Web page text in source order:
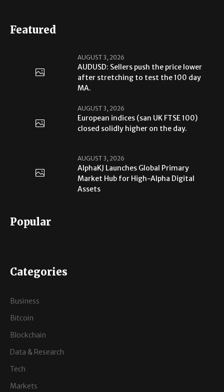
Featured
AUGUST 3, 2026
AUDUSD: Sellers push the price lower
after stretching to test the 100 day
MA.
AUGUST 3, 2026
European indices (san UK FTSE 100)
closed solidly higher on the day.
AUGUST 3, 2026
AlphaKJ Launches Global Primary
Market Hub for High-Alpha Digital
Assets
Popular
Categories
Business
Bitcoin
Blockchain
Data & Research
Tech
Markets